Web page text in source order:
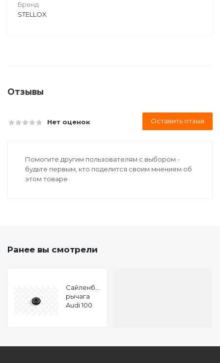
Бренд
STELLOX
Отзывы
Нет оценок Оставить отзыв
Помогите другим пользователям с выбором -
будьте первым, кто поделится своим мнением об
этом товаре
Ранее вы смотрели
Сайленблок
рычага
Audi 100